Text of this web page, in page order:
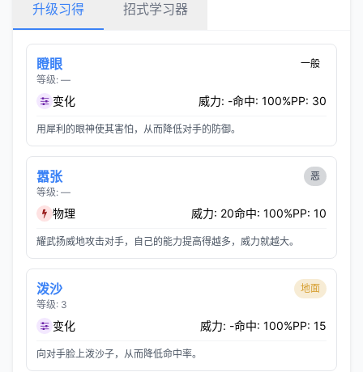
升级习得 招式学习器
瞪眼
等级: —
一般
变化 威力: -命中: 100%PP: 30
用犀利的眼神使其害怕，从而降低对手的防御。
嚣张
等级: —
恶
物理 威力: 20命中: 100%PP: 10
耀武扬威地攻击对手，自己的能力提高得越多，威力就越大。
泼沙
等级: 3
地面
变化 威力: -命中: 100%PP: 15
向对手脸上泼沙子，从而降低命中率。